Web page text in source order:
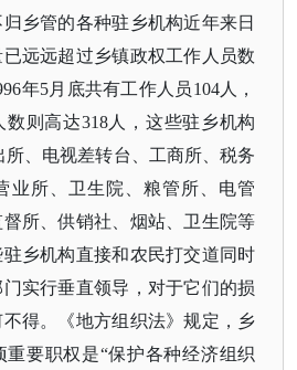
乡管的各种驻乡机构近年来日
远远超过乡镇政权工作人员数
年5月底共有工作人员104人，
则高达318人，这些驻乡机构
、电视差转台、工商所、税务
业所、卫生院、粮管所、电管
所、供销社、烟站、卫生院等
乡机构直接和农民打交道同时
实行垂直领导，对于它们的损
得。《地方组织法》规定，乡
要职权是“保护各种经济组织